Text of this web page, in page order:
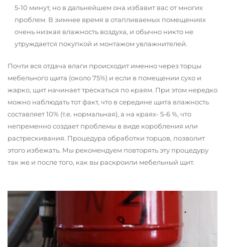
5-10 минут, но в дальнейшем она избавит вас от многих
проблем. В зимнее время в отапливаемых помещениях
очень низкая влажность воздуха, и обычно никто не
утруждается покупкой и монтажом увлажнителей.
Почти вся отдача влаги происходит именно через торцы
мебельного щита (около 75%) и если в помещении сухо и
жарко, щит начинает трескаться по краям. При этом нередко
можно наблюдать тот факт, что в середине щита влажность
составляет 10% (т.е. нормальная), а на краях- 5-6 %, что
непременно создает проблемы в виде коробления или
растрескивания. Процедура обработки торцов, позволит
этого избежать. Мы рекомендуем повторять эту процедуру
так же и после того, как вы раскроили мебельный щит.